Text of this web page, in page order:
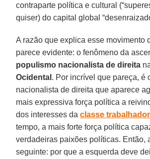
contraparte política e cultural
quiser) do capital global
A razão que explica esse movimento
parece evidente: o fenômeno da
populismo nacionalista de direita
Ocidental . Por incrível que pareça, é
nacionalista de direita que aparece
mais expressiva força política a
dos interesses daclasse
tempo, a mais forte força política
verdadeiras paixões políticas. Então,
seguinte: por que a esquerda deve